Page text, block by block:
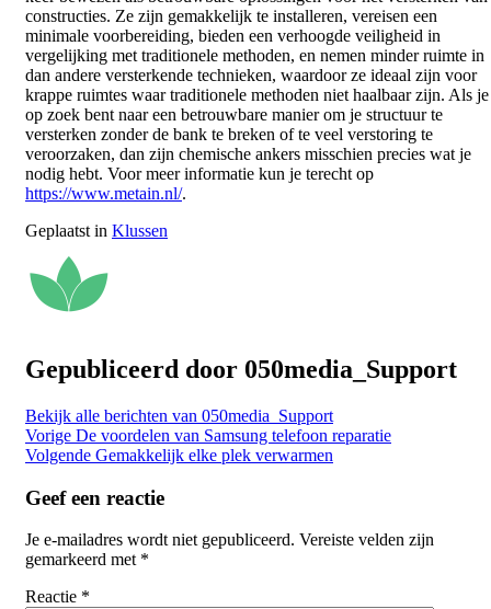
constructies. Ze zijn gemakkelijk te installeren, vereisen een
minimale voorbereiding, bieden een verhoogde veiligheid in
vergelijking met traditionele methoden, en nemen minder ruimte in
dan andere versterkende technieken, waardoor ze ideaal zijn voor
krappe ruimtes waar traditionele methoden niet haalbaar zijn. Als je
op zoek bent naar een betrouwbare manier om je structuur te
versterken zonder de bank te breken of te veel verstoring te
veroorzaken, dan zijn chemische ankers misschien precies wat je
nodig hebt. Voor meer informatie kun je terecht op
https://www.metain.nl/.
Geplaatst in Klussen
Gepubliceerd door 050media_Support
Bekijk alle berichten van 050media_Support
Bericht
navigatie
Vorige De voordelen van Samsung telefoon reparatie
Volgende Gemakkelijk elke plek verwarmen
Geef een reactie
Je e-mailadres wordt niet gepubliceerd. Vereiste velden zijn
gemarkeerd met *
Reactie *